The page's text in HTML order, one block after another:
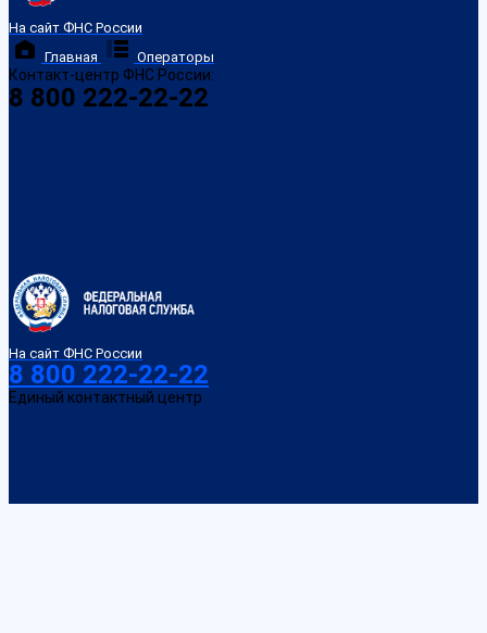
На сайт ФНС России
Главная
Операторы
Контакт-центр ФНС России:
8 800 222-22-22
На сайт ФНС России
8 800 222-22-22
Единый контактный центр